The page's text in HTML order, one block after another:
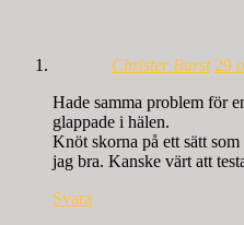
Christer Burst 29
Hade samma problem för
glappade i hälen.
Knöt skorna på ett sätt
jag bra. Kanske värt att
Svara